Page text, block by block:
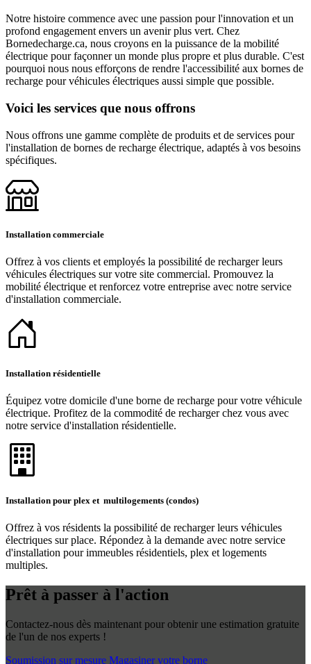
Notre histoire commence avec une passion pour l'innovation et un
profond engagement envers un avenir plus vert. Chez
Bornedecharge.ca, nous croyons en la puissance de la mobilité
électrique pour façonner un monde plus propre et plus durable. C'est
pourquoi nous nous efforçons de rendre l'accessibilité aux bornes de
recharge pour véhicules électriques aussi simple que possible.
Voici les services que nous offrons
Nous offrons une gamme complète de produits et de services pour
l'installation de bornes de recharge électrique, adaptés à vos besoins
spécifiques.
Installation commerciale
Offrez à vos clients et employés la possibilité de recharger leurs
véhicules électriques sur votre site commercial. Promouvez la
mobilité électrique et renforcez votre entreprise avec notre service
d'installation commerciale.
Installation résidentielle
Équipez votre domicile d'une borne de recharge pour votre véhicule
électrique. Profitez de la commodité de recharger chez vous avec
notre service d'installation résidentielle.
Installation pour plex et multilogements (condos)
Offrez à vos résidents la possibilité de recharger leurs véhicules
électriques sur place. Répondez à la demande avec notre service
d'installation pour immeubles résidentiels, plex et logements
multiples.
Prêt à passer à l'action
Contactez-nous dès maintenant pour obtenir une estimation gratuite
de l'un de nos experts !
Soumission sur mesure Magasiner votre borne